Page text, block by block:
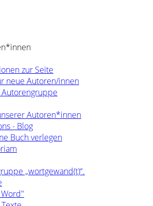
zur Seite
neue Autoren/innen
Autoren*innen
- Blog
Buch verlegen
„wortgewand(t)“.